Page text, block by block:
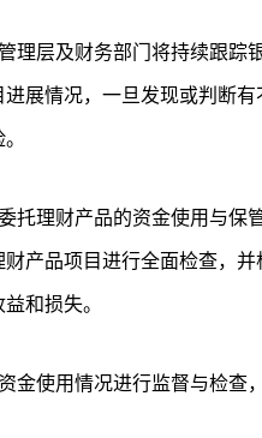
理层及财务部门将持续跟踪
展情况，一旦发现或判断有
托理财产品的资金使用与保
产品项目进行全面检查，并
和损失。
金使用情况进行监督与检查